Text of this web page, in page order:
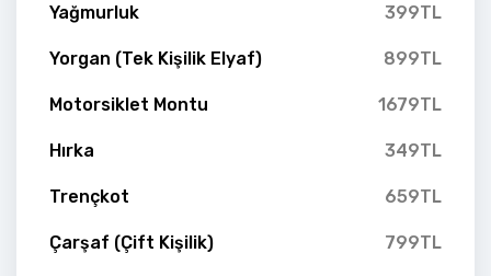
Yağmurluk 399TL
Yorgan (Tek Kişilik Elyaf) 899TL
Motorsiklet Montu 1679TL
Hırka 349TL
Trençkot 659TL
Çarşaf (Çift Kişilik) 799TL